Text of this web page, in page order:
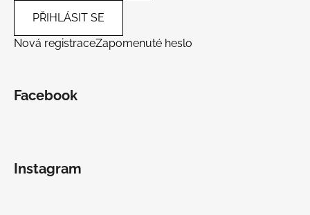
PŘIHLÁSIT SE
Nová registraceZapomenuté heslo
Facebook
Instagram